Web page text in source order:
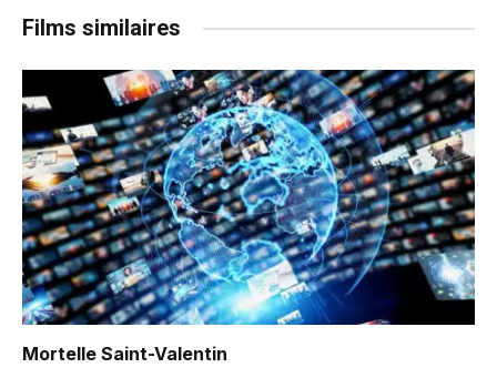
Films similaires
Mortelle Saint-Valentin